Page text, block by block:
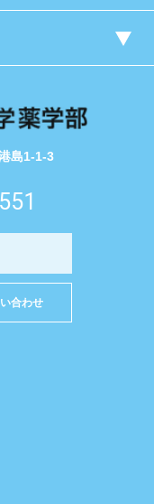
島1-1-3
合わせ